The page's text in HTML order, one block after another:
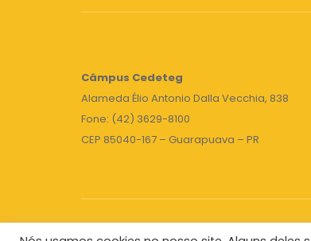
Câmpus Cedeteg
Alameda Élio Antonio Dalla Vecchia, 838
Fone: (42) 3629-8100
CEP 85040-167 – Guarapuava – PR